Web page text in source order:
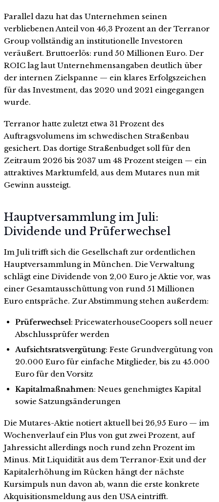
Parallel dazu hat das Unternehmen seinen
verbliebenen Anteil von 46,3 Prozent an der Terranor
Group vollständig an institutionelle Investoren
veräußert. Bruttoerlös: rund 50 Millionen Euro. Der
ROIC lag laut Unternehmensangaben deutlich über
der internen Zielspanne — ein klares Erfolgszeichen
für das Investment, das 2020 und 2021 eingegangen
wurde.
Terranor hatte zuletzt etwa 31 Prozent des
Auftragsvolumens im schwedischen Straßenbau
gesichert. Das dortige Straßenbudget soll für den
Zeitraum 2026 bis 2037 um 48 Prozent steigen — ein
attraktives Marktumfeld, aus dem Mutares nun mit
Gewinn aussteigt.
Hauptversammlung im Juli:
Dividende und Prüferwechsel
Im Juli trifft sich die Gesellschaft zur ordentlichen
Hauptversammlung in München. Die Verwaltung
schlägt eine Dividende von 2,00 Euro je Aktie vor, was
einer Gesamtausschüttung von rund 51 Millionen
Euro entspräche. Zur Abstimmung stehen außerdem:
Prüferwechsel: PricewaterhouseCoopers soll neuer
Abschlussprüfer werden
Aufsichtsratsvergütung: Feste Grundvergütung von
20.000 Euro für einfache Mitglieder, bis zu 45.000
Euro für den Vorsitz
Kapitalmaßnahmen: Neues genehmigtes Kapital
sowie Satzungsänderungen
Die Mutares-Aktie notiert aktuell bei 26,95 Euro — im
Wochenverlauf ein Plus von gut zwei Prozent, auf
Jahressicht allerdings noch rund zehn Prozent im
Minus. Mit Liquidität aus dem Terranor-Exit und der
Kapitalerhöhung im Rücken hängt der nächste
Kursimpuls nun davon ab, wann die erste konkrete
Akquisitionsmeldung aus den USA eintrifft.